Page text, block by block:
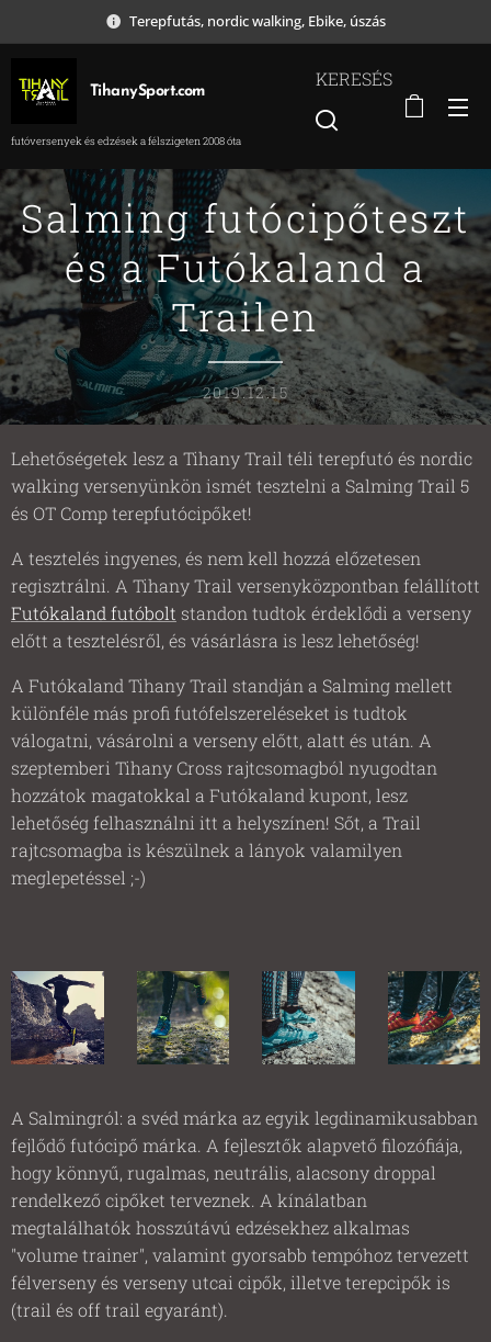
Terepfutás, nordic walking, Ebike, úszás
TihanySport.com
futóversenyek és edzések a félszigeten 2008 óta
KERESÉS
Salming futócipőteszt
és a Futókaland a
Trailen
2019.12.15
Lehetőségetek lesz a Tihany Trail téli terepfutó és nordic
walking versenyünkön ismét tesztelni a Salming Trail 5
és OT Comp terepfutócipőket!
A tesztelés ingyenes, és nem kell hozzá előzetesen
regisztrálni. A Tihany Trail versenyközpontban felállított
Futókaland futóbolt standon tudtok érdeklődi a verseny
előtt a tesztelésről, és vásárlásra is lesz lehetőség!
A Futókaland Tihany Trail standján a Salming mellett
különféle más profi futófelszereléseket is tudtok
válogatni, vásárolni a verseny előtt, alatt és után. A
szeptemberi Tihany Cross rajtcsomagból nyugodtan
hozzátok magatokkal a Futókaland kupont, lesz
lehetőség felhasználni itt a helyszínen! Sőt, a Trail
rajtcsomagba is készülnek a lányok valamilyen
meglepetéssel ;-)
A Salmingról: a svéd márka az egyik legdinamikusabban
fejlődő futócipő márka. A fejlesztők alapvető filozófiája,
hogy könnyű, rugalmas, neutrális, alacsony droppal
rendelkező cipőket terveznek. A kínálatban
megtalálhatók hosszútávú edzésekhez alkalmas
"volume trainer", valamint gyorsabb tempóhoz tervezett
félverseny és verseny utcai cipők, illetve terepcipők is
(trail és off trail egyaránt).